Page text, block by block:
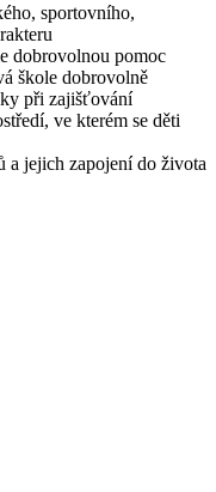
sportovního,
dobrovolnou pomoc
škole dobrovolně
při zajišťování
ve kterém se děti
a jejich zapojení do života